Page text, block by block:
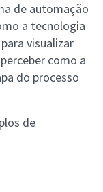
de automação
a tecnologia
visualizar
como a
do processo
de